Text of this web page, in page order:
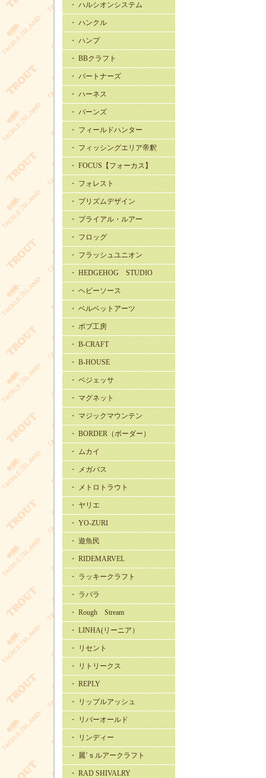
・ ハルシオンシステム
・ ハンクル
・ ハンプ
・ BBクラフト
・ パートナーズ
・ ハーネス
・ バーンズ
・ フィールドハンター
・ フィッシングエリア帝釈
・ FOCUS【フォーカス】
・ フォレスト
・ プリズムデザイン
・ プライアル・ルアー
・ フロッグ
・ フラッシュユニオン
・ HEDGEHOG STUDIO
・ ヘビーソース
・ ベルベットアーツ
・ ボブ工房
・ B-CRAFT
・ B-HOUSE
・ ベジェッサ
・ マグネット
・ マジックマウンテン
・ BORDER（ボーダー）
・ ムカイ
・ メガバス
・ メトロトラウト
・ ヤリエ
・ YO-ZURI
・ 遊魚民
・ RIDEMARVEL
・ ラッキークラフト
・ ラパラ
・ Rough Stream
・ LINHA(リーニア）
・ リセント
・ リトリークス
・ REPLY
・ リップルアッシュ
・ リバーオールド
・ リンディー
・ 麗’ｓルアークラフト
・ RAD SHIVALRY